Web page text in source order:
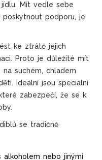
Mít vedle sebe
podporu, je
ke ztrátě jejich
Proto je důležité mít
suchém, chladem
Ideální jsou speciální
zabezpečí, že se k
se tradičně
alkoholem nebo jinými